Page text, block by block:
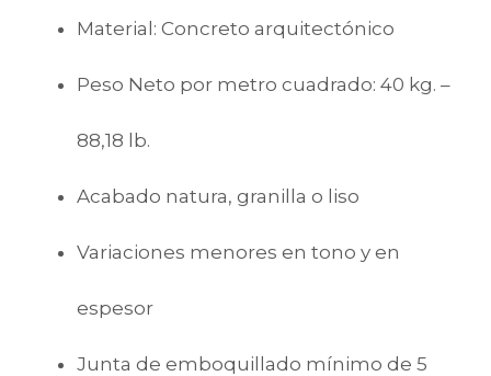
Material: Concreto arquitectónico
Peso Neto por metro cuadrado: 40 kg. –
88,18 lb.
Acabado natura, granilla o liso
Variaciones menores en tono y en
espesor
Junta de emboquillado mínimo de 5